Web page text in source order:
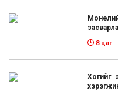
8 цаг
Хогийг